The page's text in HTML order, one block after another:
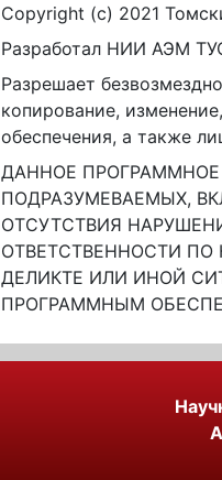
Copyright (c) 2021
Разработал НИИ АЭМ
Разрешает
копирование,
обеспечения, а также
ДАННОЕ ПРОГРАММНОЕ
ПОДРАЗУМЕВАЕМЫХ,
ОТСУТСТВИЯ
ОТВЕТСТВЕННОСТИ
ДЕЛИКТЕ ИЛИ ИНОЙ
ПРОГРАММНЫМ